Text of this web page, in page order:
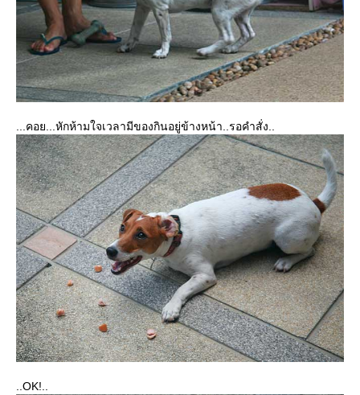
...คอย...หักห้ามใจเวลามีของกินอยู่ข้างหน้า..รอคำสั่ง..
..OK!..